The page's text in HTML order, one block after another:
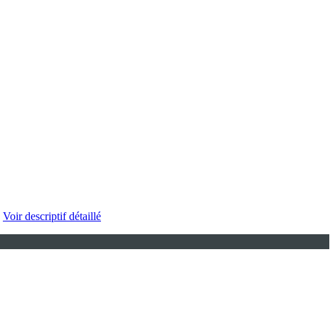
Voir descriptif détaillé